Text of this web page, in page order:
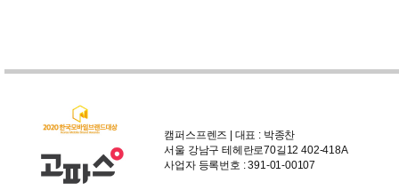
캠퍼스프렌즈 | 대표 : 박종찬
서울 강남구 테헤란로70길12 402-418A
사업자 등록번호 : 391-01-00107